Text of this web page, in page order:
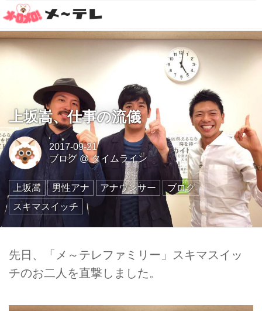
上坂嵩、仕事の流儀
2017-09-21
ブログ@タイムライン
上坂嵩 男性アナ アナウンサー
ブログ
スキマスイッチ
先日、「メ～テレファミリー」スキマスイッ
チのお二人を直撃しました。